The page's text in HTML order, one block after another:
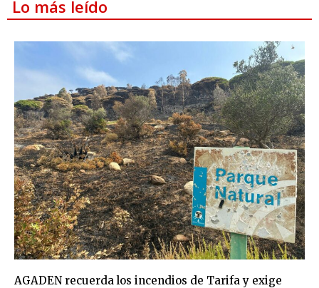
Lo más leído
AGADEN recuerda los incendios de Tarifa y exige